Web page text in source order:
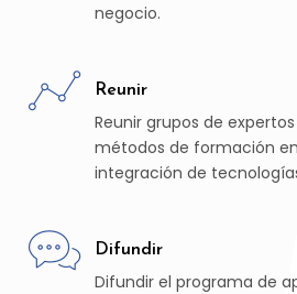
negocio.
Reunir
Reunir grupos de
métodos de formación
integración de
Difundir
Difundir el programa de